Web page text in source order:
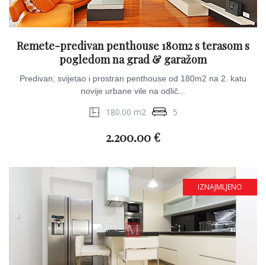
Remete-predivan penthouse 180m2 s terasom s
pogledom na grad & garažom
Predivan, svijetao i prostran penthouse od 180m2 na 2. katu
novije urbane vile na odlič...
180.00 m2 5
2.200.00 €
IZNAJMLJENO